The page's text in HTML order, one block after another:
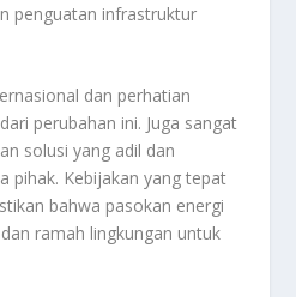
penguatan infrastruktur
dan perhatian
perubahan ini. Juga sangat
solusi yang adil dan
pihak. Kebijakan yang tepat
bahwa pasokan energi
ramah lingkungan untuk